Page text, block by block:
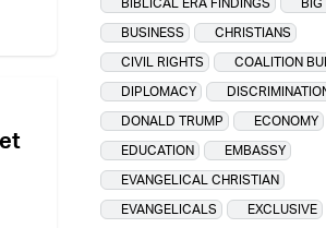
BUSINESS
CHRISTIANS
CIVIL RIGHTS
COALITION
DIPLOMACY
DONALD TRUMP
ECONOMY
EDUCATION
EMBASSY
EVANGELICAL CHRISTIAN
EVANGELICALS
EXCLUSIVE